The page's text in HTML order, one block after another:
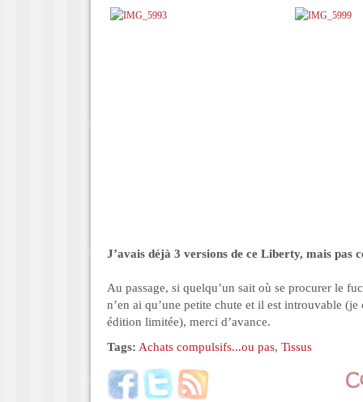
J’avais déjà 3 versions de ce Liberty, mais pas
Au passage, si quelqu’un sait où se procurer le
n’en ai qu’une petite chute et il est introuvable (je
édition limitée), merci d’avance.
Tags: Achats compulsifs...ou pas, Tissus